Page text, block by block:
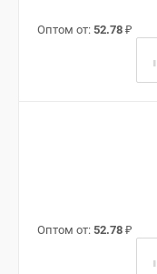
Оптом от: 52.78 ₽
Оптом от: 52.78 ₽